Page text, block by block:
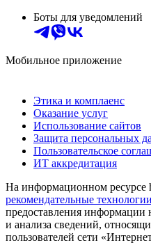
Боты для уведомлений
Мобильное приложение
Этика и комплаенс
Оказание услуг
Использование сайтов
Защита персональных
Пользовательское
ИТ аккредитация
На информационном ресурсе
рекомендательные технологии
предоставления информации
и анализа сведений,
пользователей сети